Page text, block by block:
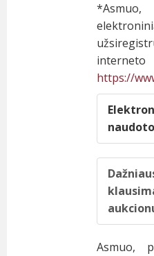
https://
Asmuo,